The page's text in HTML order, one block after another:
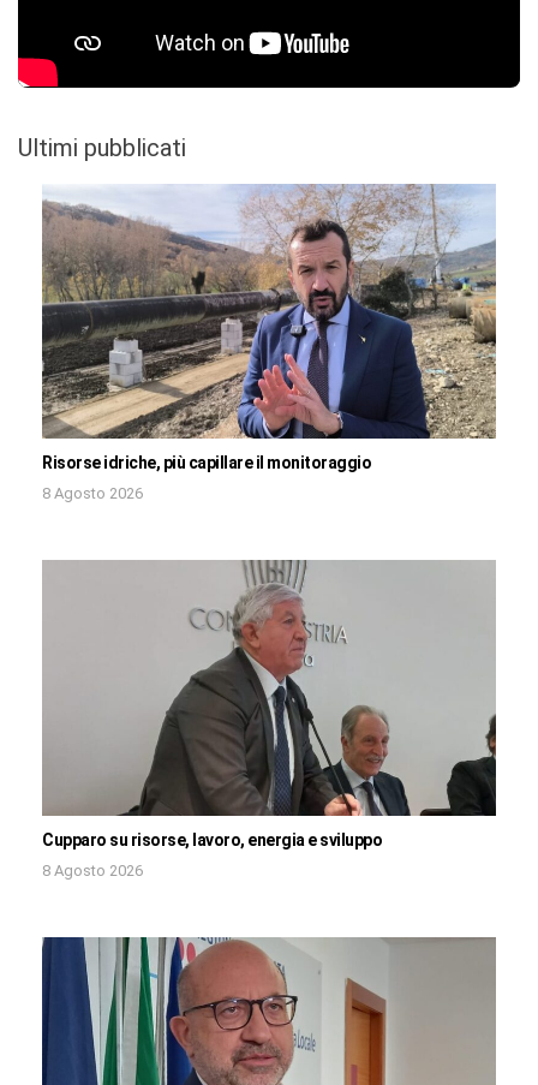
Ultimi pubblicati
Risorse idriche, più capillare il monitoraggio
8 Agosto 2026
Cupparo su risorse, lavoro, energia e sviluppo
8 Agosto 2026